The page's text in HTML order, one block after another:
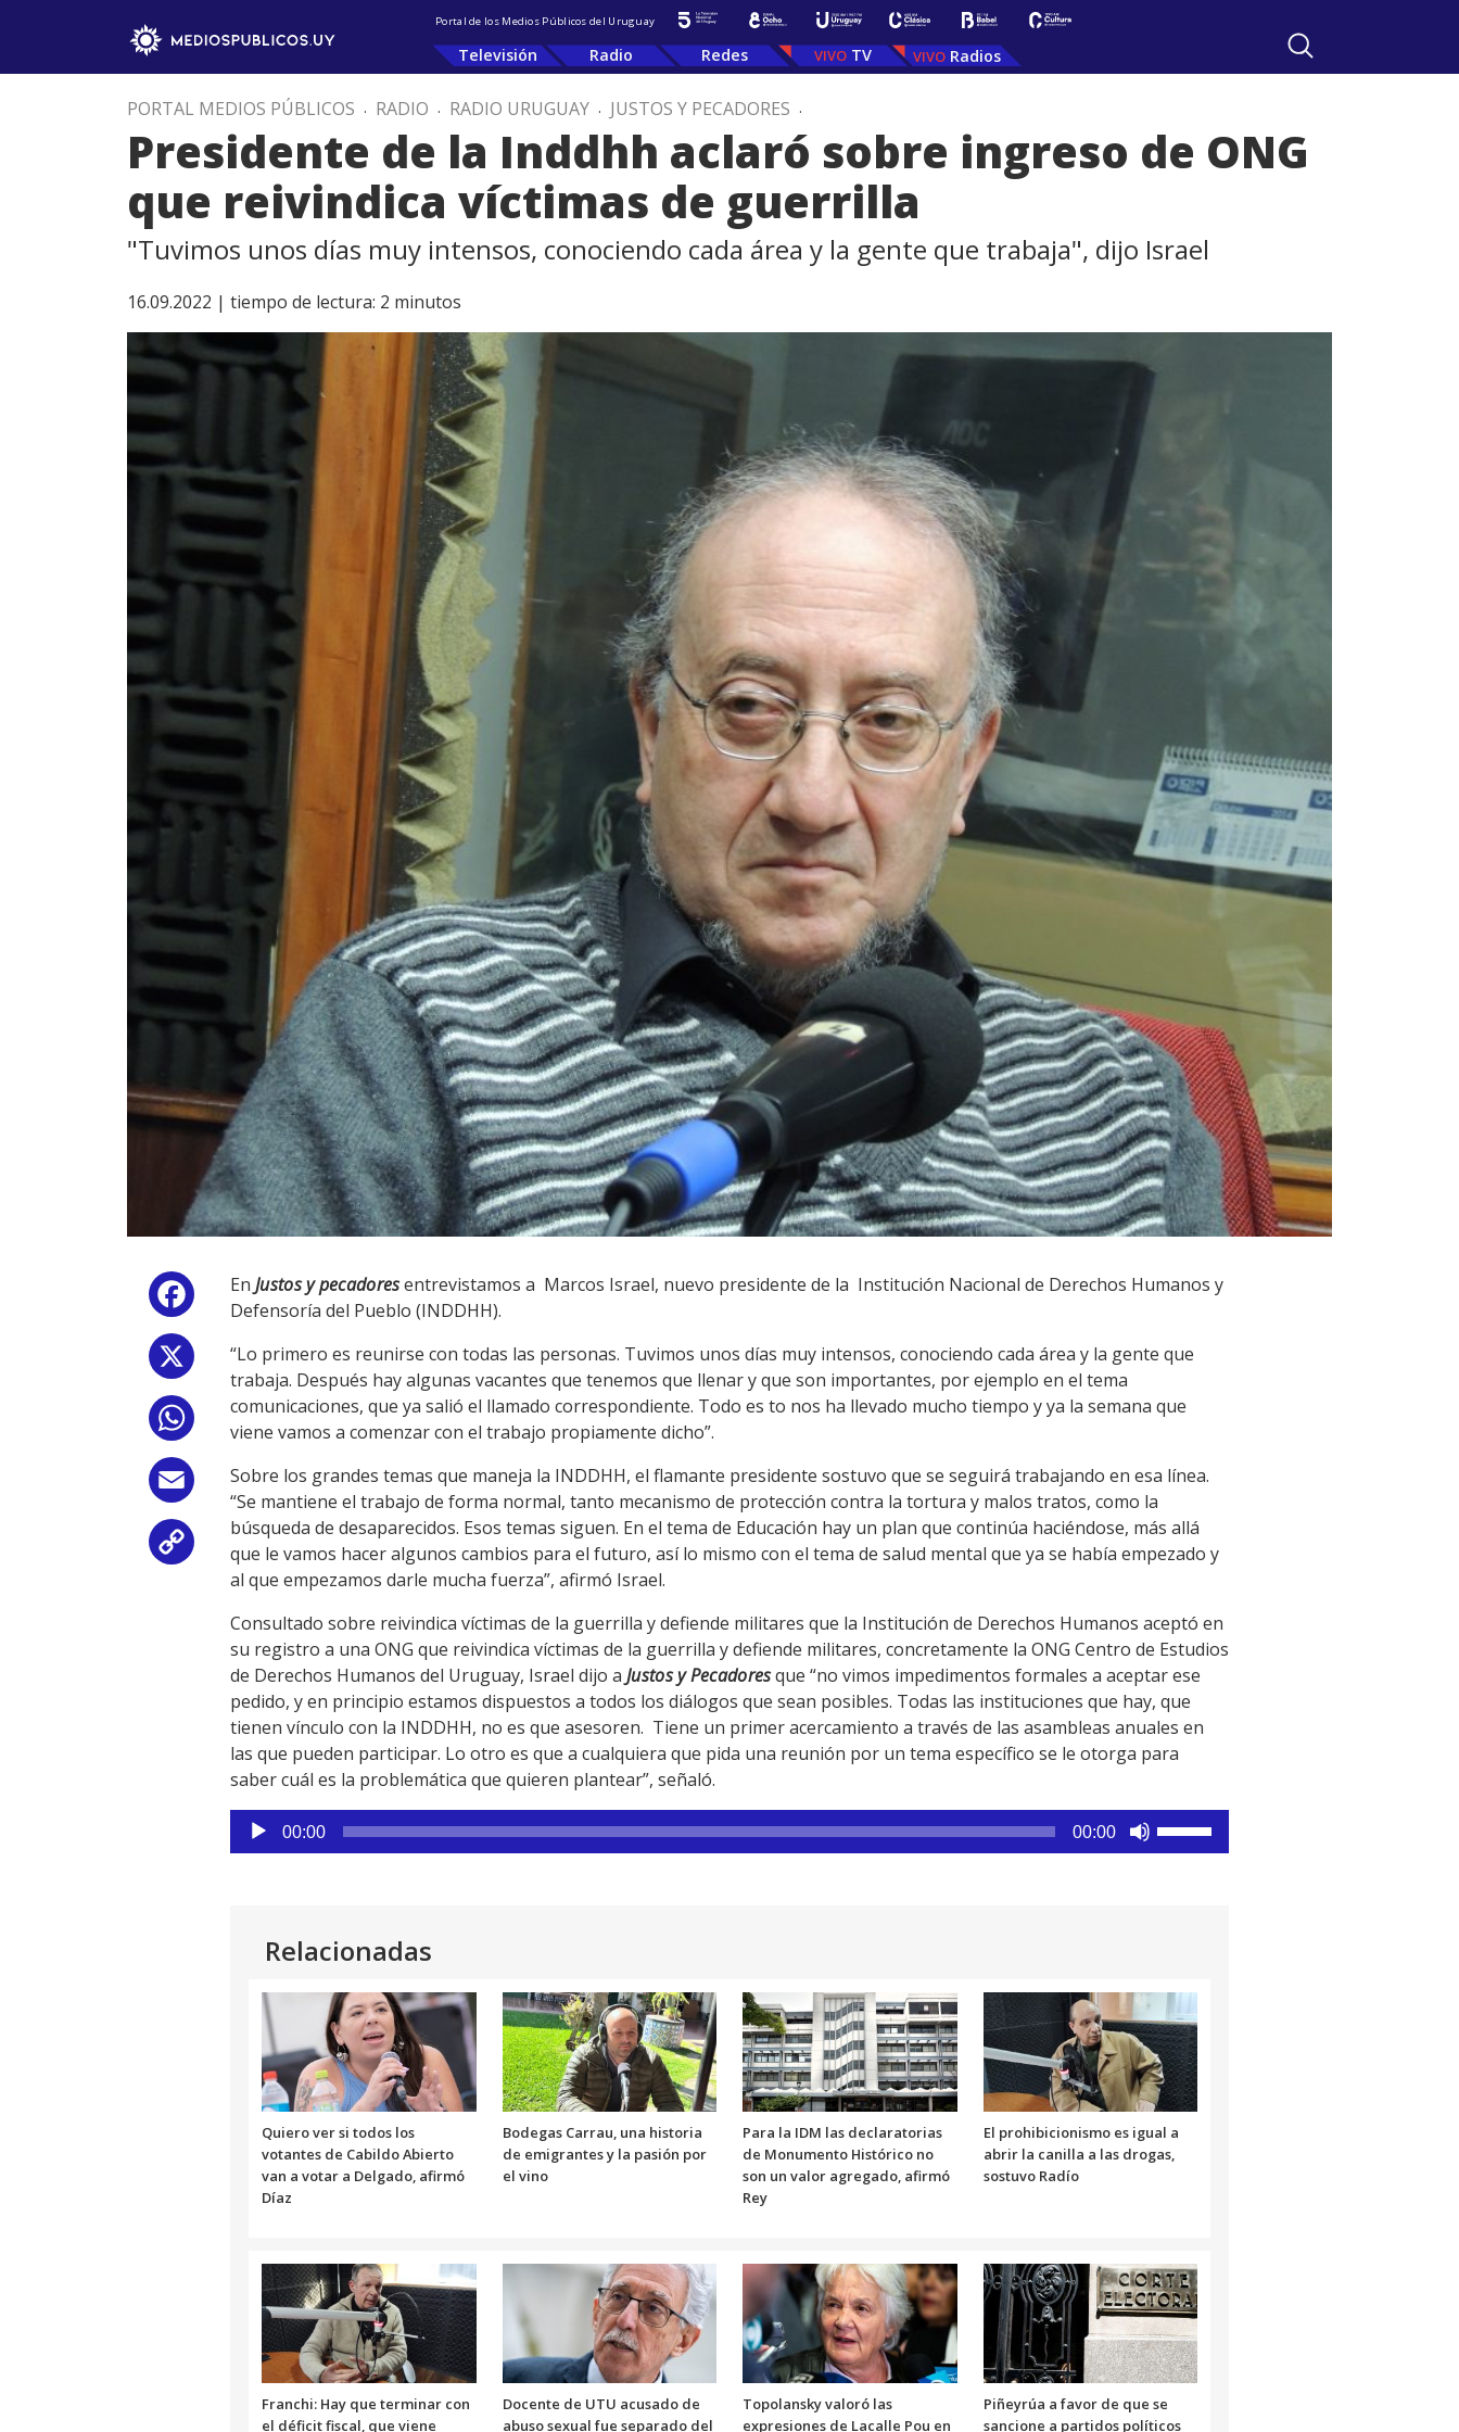
Portal de los Medios Públicos del Uruguay
Televisión Radio Redes TV Radios
PORTAL MEDIOS PÚBLICOS . RADIO . RADIO URUGUAY . JUSTOS Y PECADORES .
Presidente de la Inddhh aclaró sobre ingreso de ONG
que reivindica víctimas de guerrilla
"Tuvimos unos días muy intensos, conociendo cada área y la gente que trabaja", dijo Israel
16.09.2022 | tiempo de lectura: 2 minutos
Facebook
WhatsApp
Email
Copy
Link
En Justos y pecadoresentrevistamos a Marcos Israel, nuevo presidente de la Institución Nacional de Derechos Humanos y
Defensoría del Pueblo (INDDHH).
“Lo primero es reunirse con todas las personas. Tuvimos unos días muy intensos, conociendo cada área y la gente que
trabaja. Después hay algunas vacantes que tenemos que llenar y que son importantes, por ejemplo en el tema
comunicaciones, que ya salió el llamado correspondiente. Todo es to nos ha llevado mucho tiempo y ya la semana que
viene vamos a comenzar con el trabajo propiamente dicho”.
Sobre los grandes temas que maneja la INDDHH, el flamante presidente sostuvo que se seguirá trabajando en esa línea.
“Se mantiene el trabajo de forma normal, tanto mecanismo de protección contra la tortura y malos tratos, como la
búsqueda de desaparecidos. Esos temas siguen. En el tema de Educación hay un plan que continúa haciéndose, más allá
que le vamos hacer algunos cambios para el futuro, así lo mismo con el tema de salud mental que ya se había empezado y
al que empezamos darle mucha fuerza”, afirmó Israel.
Consultado sobre reivindica víctimas de la guerrilla y defiende militares que la Institución de Derechos Humanos aceptó en
su registro a una ONG que reivindica víctimas de la guerrilla y defiende militares, concretamente la ONG Centro de Estudios
de Derechos Humanos del Uruguay, Israel dijo a Justos y Pecadoresque “no vimos impedimentos formales a aceptar ese
pedido, y en principio estamos dispuestos a todos los diálogos que sean posibles. Todas las instituciones que hay, que
tienen vínculo con la INDDHH, no es que asesoren. Tiene un primer acercamiento a través de las asambleas anuales en
las que pueden participar. Lo otro es que a cualquiera que pida una reunión por un tema específico se le otorga para
saber cuál es la problemática que quieren plantear”, señaló.
Reproductor
de
00:00 00:00
o
disminuir
el
volumen.
Relacionadas
Quiero ver si todos los
votantes de Cabildo Abierto
van a votar a Delgado, afirmó
Díaz
Bodegas Carrau, una historia
de emigrantes y la pasión por
el vino
Para la IDM las declaratorias
de Monumento Histórico no
son un valor agregado, afirmó
Rey
El prohibicionismo es igual a
abrir la canilla a las drogas,
sostuvo Radío
Franchi: Hay que terminar con
el déficit fiscal, que viene
Docente de UTU acusado de
abuso sexual fue separado del
Topolansky valoró las
expresiones de Lacalle Pou en
Piñeyrúa a favor de que se
sancione a partidos políticos